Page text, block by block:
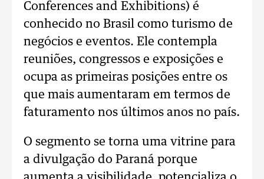
Conferences and Exhibitions) é
conhecido no Brasil como turismo de
negócios e eventos. Ele contempla
reuniões, congressos e exposições e
ocupa as primeiras posições entre os
que mais aumentaram em termos de
faturamento nos últimos anos no país.
O segmento se torna uma vitrine para
a divulgação do Paraná porque